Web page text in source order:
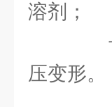
溶剂；
长
压变形。